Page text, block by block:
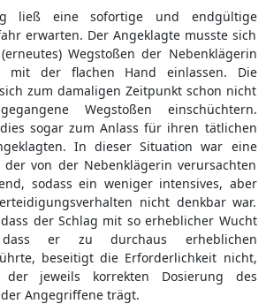
ließ eine sofortige und endgültige
erwarten. Der Angeklagte musste sich
Wegstoßen der Nebenklägerin
mit der flachen Hand einlassen. Die
zum damaligen Zeitpunkt schon nicht
Wegstoßen einschüchtern.
sogar zum Anlass für ihren tätlichen
In dieser Situation war eine
von der Nebenklägerin verursachten
sodass ein weniger intensives, aber
nicht denkbar war.
der Schlag mit so erheblicher Wucht
er zu durchaus erheblichen
beseitigt die Erforderlichkeit nicht,
jeweils korrekten Dosierung des
Angegriffene trägt.